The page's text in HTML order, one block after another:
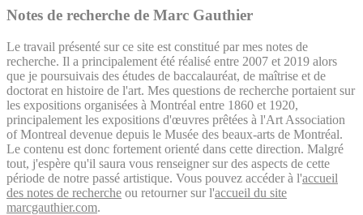
Notes de recherche de Marc Gauthier
Le travail présenté sur ce site est constitué par mes notes de
recherche. Il a principalement été réalisé entre 2007 et 2019 alors
que je poursuivais des études de baccalauréat, de maîtrise et de
doctorat en histoire de l'art. Mes questions de recherche portaient sur
les expositions organisées à Montréal entre 1860 et 1920,
principalement les expositions d'œuvres prêtées à l'Art Association
of Montreal devenue depuis le Musée des beaux-arts de Montréal.
Le contenu est donc fortement orienté dans cette direction. Malgré
tout, j'espère qu'il saura vous renseigner sur des aspects de cette
période de notre passé artistique. Vous pouvez accéder à l'accueil
des notes de recherche ou retourner sur l'accueil du site
marcgauthier.com.